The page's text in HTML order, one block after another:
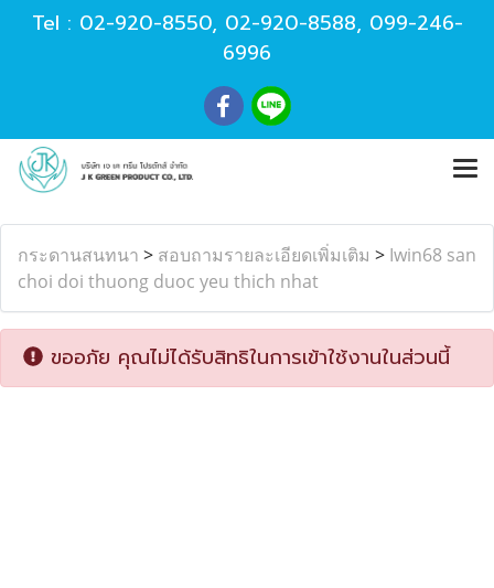
Tel : 02-920-8550, 02-920-8588, 099-246-
6996
กระดานสนทนา > สอบถามรายละเอียดเพิ่มเติม > Iwin68 san
choi doi thuong duoc yeu thich nhat
ขออภัย คุณไม่ได้รับสิทธิในการเข้าใช้งานในส่วนนี้